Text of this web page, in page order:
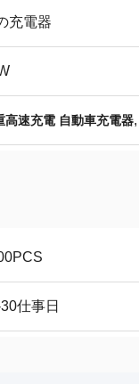
充電器
高速充電 自動車充電器,
仕事日